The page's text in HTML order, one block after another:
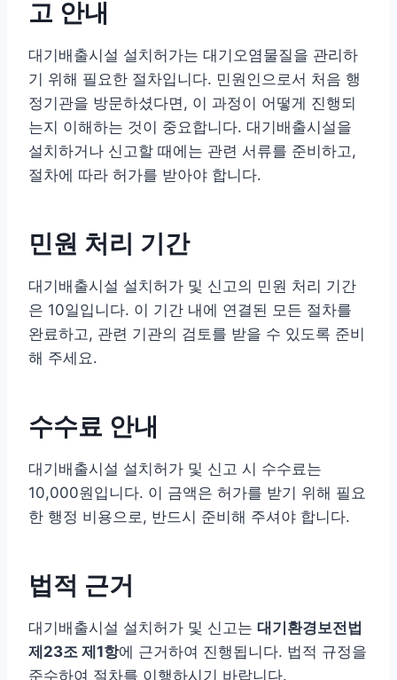
고 안내
대기배출시설 설치허가는 대기오염물질을 관리하
기 위해 필요한 절차입니다. 민원인으로서 처음 행
정기관을 방문하셨다면, 이 과정이 어떻게 진행되
는지 이해하는 것이 중요합니다. 대기배출시설을
설치하거나 신고할 때에는 관련 서류를 준비하고,
절차에 따라 허가를 받아야 합니다.
민원 처리 기간
대기배출시설 설치허가 및 신고의 민원 처리 기간
은 10일입니다. 이 기간 내에 연결된 모든 절차를
완료하고, 관련 기관의 검토를 받을 수 있도록 준비
해 주세요.
수수료 안내
대기배출시설 설치허가 및 신고 시 수수료는
10,000원입니다. 이 금액은 허가를 받기 위해 필요
한 행정 비용으로, 반드시 준비해 주셔야 합니다.
법적 근거
대기배출시설 설치허가 및 신고는 대기환경보전법
제23조 제1항에 근거하여 진행됩니다. 법적 규정을
준수하여 절차를 이행하시기 바랍니다.